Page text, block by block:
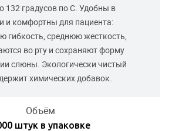
Объём
штук в упаковке
132 градусов по С. Удобны в
и комфортны для пациента:
гибкость, среднюю жесткость,
во рту и сохраняют форму
слюны. Экологически чистый
химических добавок.